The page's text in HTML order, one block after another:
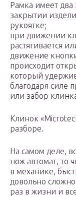
Рамка имеет
закрытии
рукоятке;
при движении
растягивается
движение
происходит
который
благодаря силе
или забор
Клинок
разборе.
На самом деле,
нож автомат, то
в механике,
довольно
раз в жизни и